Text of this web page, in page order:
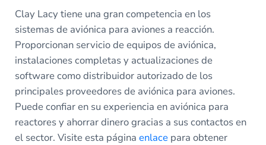
Clay Lacy tiene una gran competencia en los
sistemas de aviónica para aviones a reacción.
Proporcionan servicio de equipos de aviónica,
instalaciones completas y actualizaciones de
software como distribuidor autorizado de los
principales proveedores de aviónica para aviones.
Puede confiar en su experiencia en aviónica para
reactores y ahorrar dinero gracias a sus contactos en
el sector. Visite esta página enlacepara obtener